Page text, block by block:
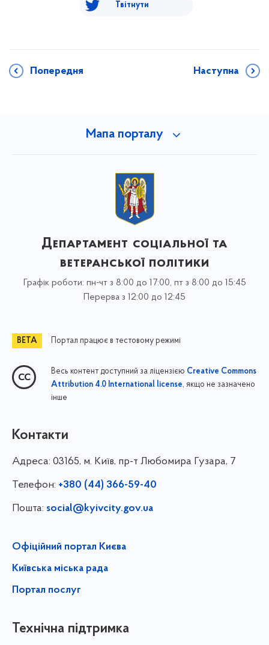
Твітнути
Попередня Наступна
Мапа порталу
Департамент соціальної та
ветеранської політики
Графік роботи: пн-чт з 8:00 до 17:00, пт з 8:00 до 15:45
Перерва з 12:00 до 12:45
Портал працює в тестовому режимі
Весь контент доступний за ліцензією Creative Commons
Attribution 4.0 International license, якщо не зазначено
інше
Контакти
Адреса: 03165, м. Київ, пр-т Любомира Гузара, 7
Телефон: +380 (44) 366-59-40
Пошта: social@kyivcity.gov.ua
Офіційний портал Києва
Київська міська рада
Портал послуг
Технічна підтримка